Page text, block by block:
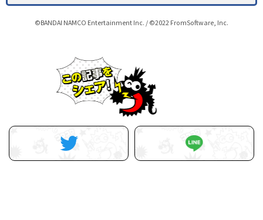
©BANDAI NAMCO Entertainment Inc. / ©2022 FromSoftware, Inc.